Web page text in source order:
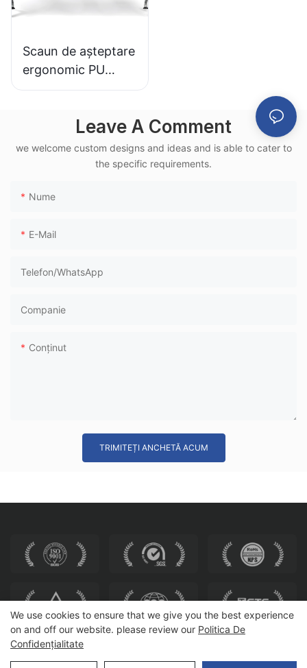
Scaun de așteptare
ergonomic PU
LC151-H1, cadru din
aeroport, utilizat în
terminale feroviare
de mare viteză
Leave A Comment
we welcome custom designs and ideas and is able to cater to
the specific requirements.
Nume
E-Mail
Telefon/WhatsApp
Companie
Conţinut
TRIMITEȚI ANCHETĂ ACUM
We use cookies to ensure that we give you the best experience
on and off our website. please review our Politica De
Confidențialitate